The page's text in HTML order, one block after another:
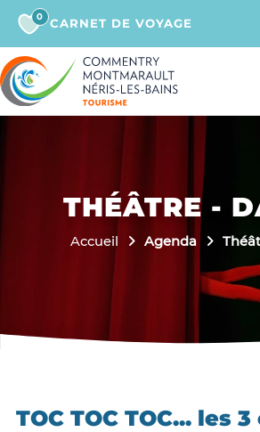
0 CARNET DE VOYAGE
THÉÂTRE -
Accueil Agenda
TOC TOC TOC... les